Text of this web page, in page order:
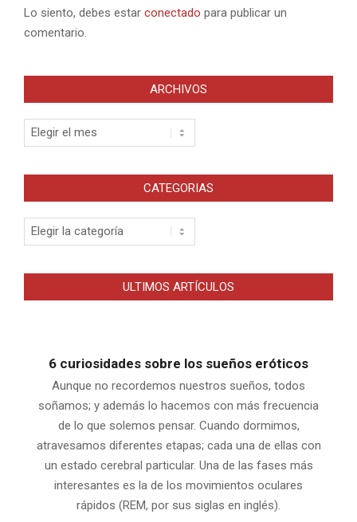
Lo siento, debes estar conectado para publicar un
comentario.
ARCHIVOS
Archivos
CATEGORIAS
Categorias
ULTIMOS ARTÍCULOS
6 curiosidades sobre los sueños eróticos
Aunque no recordemos nuestros sueños, todos
soñamos; y además lo hacemos con más frecuencia
de lo que solemos pensar. Cuando dormimos,
atravesamos diferentes etapas; cada una de ellas con
un estado cerebral particular. Una de las fases más
interesantes es la de los movimientos oculares
rápidos (REM, por sus siglas en inglés).